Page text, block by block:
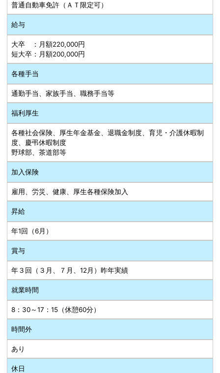
普通自動車免許（ＡＴ限定可）
給与
大卒 ：月額220,000円
短大卒：月額200,000円
各種手当
通勤手当、家族手当、職務手当等
福利厚生
各種社会保険、厚生年金基金、退職金制度、育児・介護休暇制
度、慶弔休暇制度
野球部、茶道部等
加入保険
雇用、労災、健康、厚生各種保険加入
昇給
年1回（6月）
賞与
年３回（３月、７月、12月）昨年実績
就業時間
8：30～17：15（休憩60分）
時間外
あり
休日